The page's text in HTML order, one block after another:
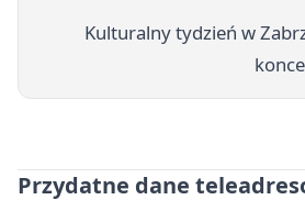
Kulturalny tydzień w
Przydatne dane